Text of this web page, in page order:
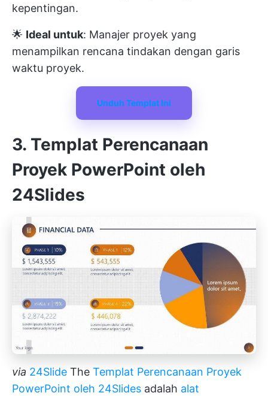
kepentingan.
🌟 Ideal untuk: Manajer proyek yang
menampilkan rencana tindakan dengan garis
waktu proyek.
Unduh Templat Ini
3. Templat Perencanaan
Proyek PowerPoint oleh
24Slides
via 24Slide The Templat Perencanaan Proyek
PowerPoint oleh 24Slides adalah alat